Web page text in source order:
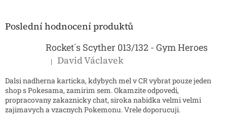
Poslední hodnocení produktů
Rocket´s Scyther 013/132 - Gym Heroes
Hodnocení produktu je 5 z 5 hvězdiček.
| David Václavek
Dalsi nadherna karticka, kdybych mel v CR vybrat pouze jeden
shop s Pokesama, zamirim sem. Okamzite odpovedi,
propracovany zakaznicky chat, siroka nabidka velmi velmi
zajimavych a vzacnych Pokemonu. Vrele doporucuji.